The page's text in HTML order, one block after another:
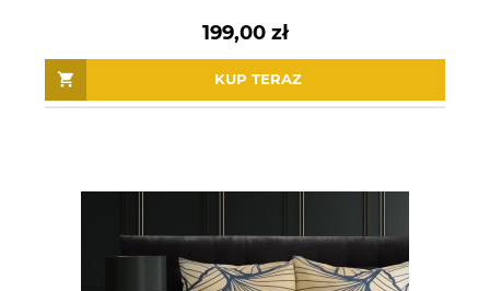
199,00 zł
KUP TERAZ